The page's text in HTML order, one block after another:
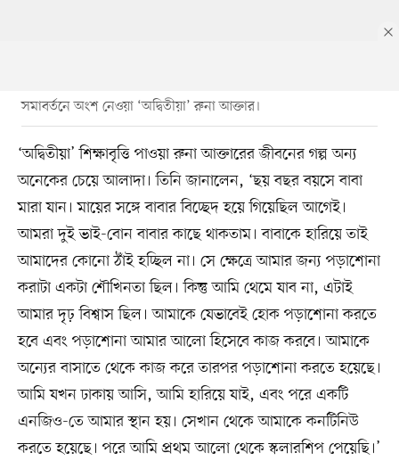
সমাবর্তনে অংশ নেওয়া ‘অদ্বিতীয়া’ রুনা আক্তার।
‘অদ্বিতীয়া’ শিক্ষাবৃত্তি পাওয়া রুনা আক্তারের জীবনের গল্প অন্য
অনেকের চেয়ে আলাদা। তিনি জানালেন, ‘ছয় বছর বয়সে বাবা
মারা যান। মায়ের সঙ্গে বাবার বিচ্ছেদ হয়ে গিয়েছিল আগেই।
আমরা দুই ভাই-বোন বাবার কাছে থাকতাম। বাবাকে হারিয়ে তাই
আমাদের কোনো ঠাঁই হচ্ছিল না। সে ক্ষেত্রে আমার জন্য পড়াশোনা
করাটা একটা শৌখিনতা ছিল। কিন্তু আমি থেমে যাব না, এটাই
আমার দৃঢ় বিশ্বাস ছিল। আমাকে যেভাবেই হোক পড়াশোনা করতে
হবে এবং পড়াশোনা আমার আলো হিসেবে কাজ করবে। আমাকে
অন্যের বাসাতে থেকে কাজ করে তারপর পড়াশোনা করতে হয়েছে।
আমি যখন ঢাকায় আসি, আমি হারিয়ে যাই, এবং পরে একটি
এনজিও-তে আমার স্থান হয়। সেখান থেকে আমাকে কনটিনিউ
করতে হয়েছে। পরে আমি প্রথম আলো থেকে স্কলারশিপ পেয়েছি।’